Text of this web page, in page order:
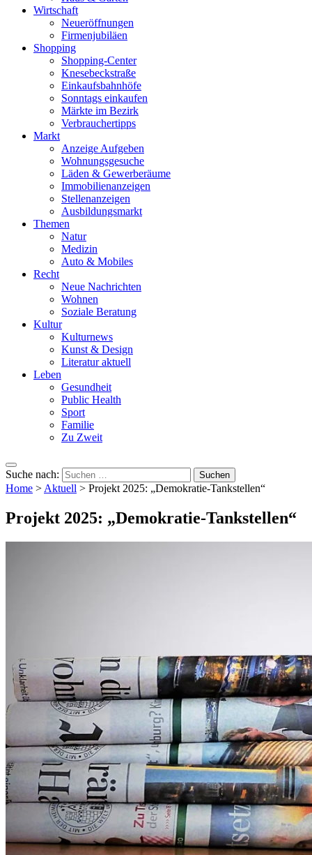
Wirtschaft
Neueröffnungen
Firmenjubiläen
Shopping
Shopping-Center
Knesebeckstraße
Einkaufsbahnhöfe
Sonntags einkaufen
Märkte im Bezirk
Verbrauchertipps
Markt
Anzeige Aufgeben
Wohnungsgesuche
Läden & Gewerberäume
Immobilienanzeigen
Stellenanzeigen
Ausbildungsmarkt
Themen
Natur
Medizin
Auto & Mobiles
Recht
Neue Nachrichten
Wohnen
Soziale Beratung
Kultur
Kulturnews
Kunst & Design
Literatur aktuell
Leben
Gesundheit
Public Health
Sport
Familie
Zu Zweit
Suche nach:
Home > Aktuell > Projekt 2025: „Demokratie-Tankstellen“
Projekt 2025: „Demokratie-Tankstellen“